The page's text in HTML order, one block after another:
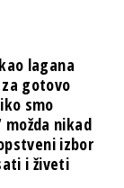
lagana
gotovo
smo
nikad
izbor
i živeti